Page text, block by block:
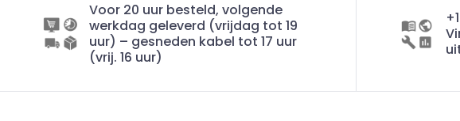
Voor 20 uur besteld, volgende
werkdag geleverd (vrijdag tot 19
uur) – gesneden kabel tot 17 uur
(vrij. 16 uur)